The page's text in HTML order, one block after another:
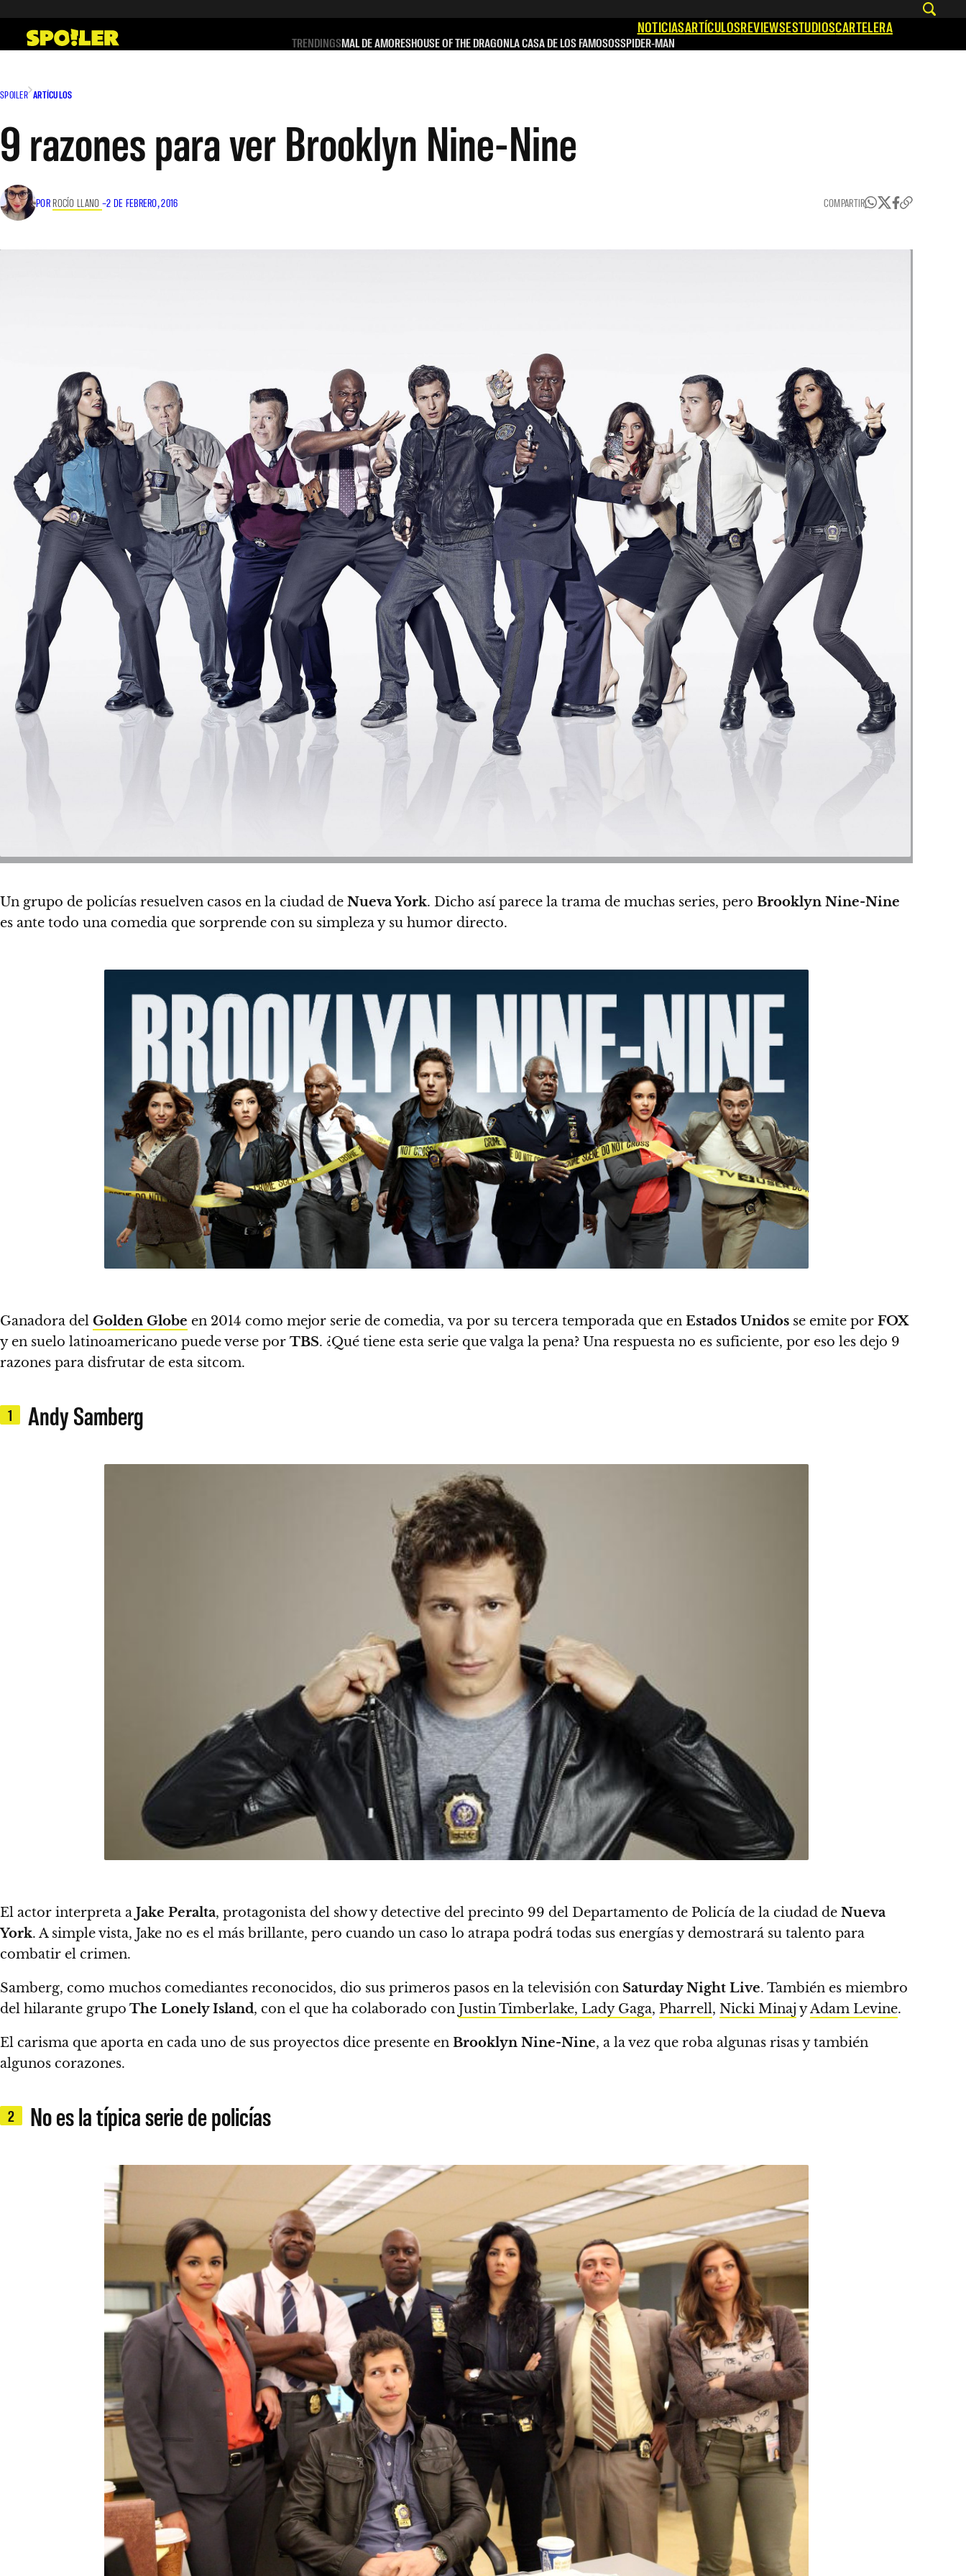
contenido
NOTICIASARTÍCULOSREVIEWSESTUDIOSCARTELERA
TRENDINGSMAL DE AMORESHOUSE OF THE DRAGONLA CASA DE LOS FAMOSOSSPIDER-MAN
SPOILER ARTÍCULOS
9 razones para ver Brooklyn Nine-Nine
POR ROCÍO LLANO –2 DE FEBRERO, 2016 COMPARTIR
Un grupo de policías resuelven casos en la ciudad de Nueva York. Dicho así parece la trama de muchas series, pero Brooklyn Nine-Nine
es ante todo una comedia que sorprende con su simpleza y su humor directo.
Ganadora del Golden Globe en 2014 como mejor serie de comedia, va por su tercera temporada que en Estados Unidos se emite por FOX
y en suelo latinoamericano puede verse por TBS. ¿Qué tiene esta serie que valga la pena? Una respuesta no es suficiente, por eso les dejo 9
razones para disfrutar de esta sitcom.
1 Andy Samberg
El actor interpreta a Jake Peralta, protagonista del show y detective del precinto 99 del Departamento de Policía de la ciudad de Nueva
York. A simple vista, Jake no es el más brillante, pero cuando un caso lo atrapa podrá todas sus energías y demostrará su talento para
combatir el crimen.
Samberg, como muchos comediantes reconocidos, dio sus primeros pasos en la televisión con Saturday Night Live. También es miembro
del hilarante grupo The Lonely Island, con el que ha colaborado con Justin Timberlake, Lady Gaga, Pharrell, Nicki Minaj yAdam Levine.
El carisma que aporta en cada uno de sus proyectos dice presente en Brooklyn Nine-Nine, a la vez que roba algunas risas y también
algunos corazones.
2 No es la típica serie de policías